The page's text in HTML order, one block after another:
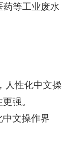
等工业废水
人性化中文操
强。
文操作界